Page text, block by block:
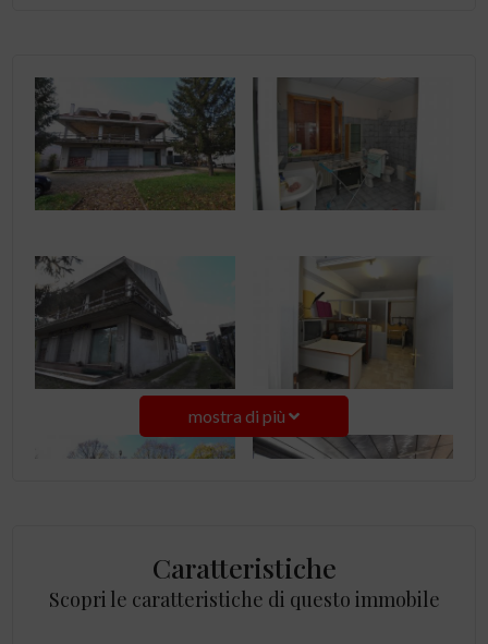
mostra di più
Caratteristiche
Scopri le caratteristiche di questo immobile